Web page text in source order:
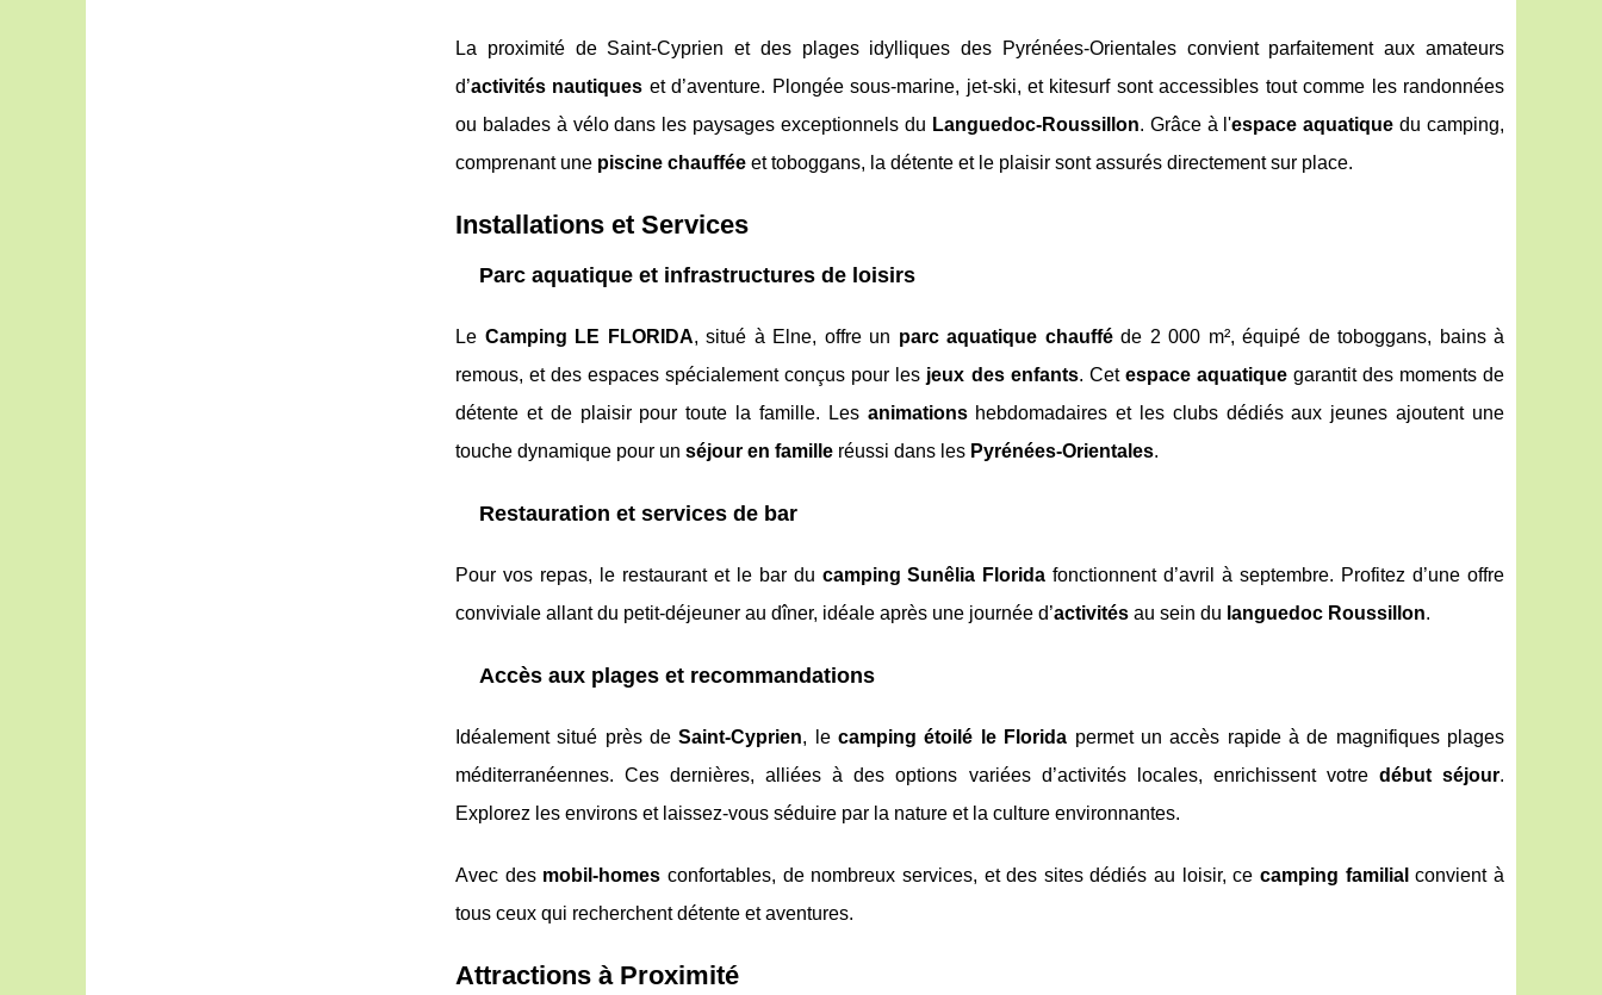
La proximité de Saint-Cyprien et des plages idylliques des Pyrénées-Orientales convient parfaitement aux amateurs
d’activités nautiques et d’aventure. Plongée sous-marine, jet-ski, et kitesurf sont accessibles tout comme les randonnées
ou balades à vélo dans les paysages exceptionnels du Languedoc-Roussillon. Grâce à l'espace aquatique du camping,
comprenant une piscine chauffée et toboggans, la détente et le plaisir sont assurés directement sur place.
Installations et Services
Parc aquatique et infrastructures de loisirs
Le Camping LE FLORIDA, situé à Elne, offre un parc aquatique chaufféde 2 000 m², équipé de toboggans, bains à
remous, et des espaces spécialement conçus pour les jeux des enfants. Cet espace aquatiquegarantit des moments de
détente et de plaisir pour toute la famille. Les animationshebdomadaires et les clubs dédiés aux jeunes ajoutent une
touche dynamique pour un séjour en famille réussi dans les Pyrénées-Orientales.
Restauration et services de bar
Pour vos repas, le restaurant et le bar du camping Sunêlia Florida fonctionnent d’avril à septembre. Profitez d’une offre
conviviale allant du petit-déjeuner au dîner, idéale après une journée d’activités au sein du languedoc Roussillon.
Accès aux plages et recommandations
Idéalement situé près deSaint-Cyprien, lecamping étoilé le Florida permet un accès rapide à de magnifiques plages
méditerranéennes. Ces dernières, alliées à des options variées d’activités locales, enrichissent votre début séjour.
Explorez les environs et laissez-vous séduire par la nature et la culture environnantes.
Avec des mobil-homes confortables, de nombreux services, et des sites dédiés au loisir, cecamping familial convient à
tous ceux qui recherchent détente et aventures.
Attractions à Proximité